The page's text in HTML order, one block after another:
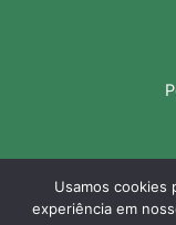
Copyright ©
Usamos cookies
experiência em